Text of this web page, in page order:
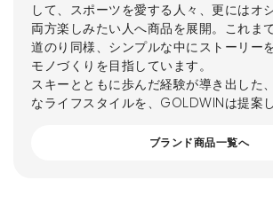
して、スポーツを愛する人々、更にはオ
両方楽しみたい人へ商品を展開。これま
道のり同様、シンプルな中にストーリー
モノづくりを目指しています。
スキーとともに歩んだ経験が導き出した
なライフスタイルを、GOLDWINは提案し
ブランド商品一覧へ